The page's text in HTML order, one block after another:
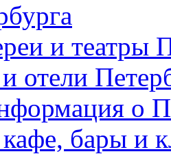
и театры
отели
о
бары и